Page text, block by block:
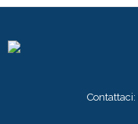
Contattaci: